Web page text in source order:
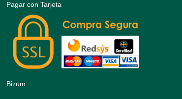
Pagar con Tarjeta
Bizum